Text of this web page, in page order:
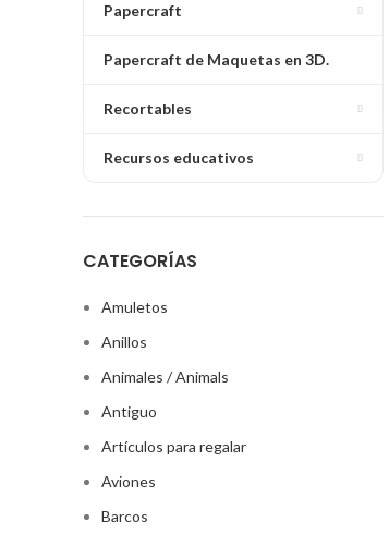
Papercraft
Papercraft de Maquetas en 3D.
Recortables
Recursos educativos
CATEGORÍAS
Amuletos
Anillos
Animales / Animals
Antiguo
Artículos para regalar
Aviones
Barcos